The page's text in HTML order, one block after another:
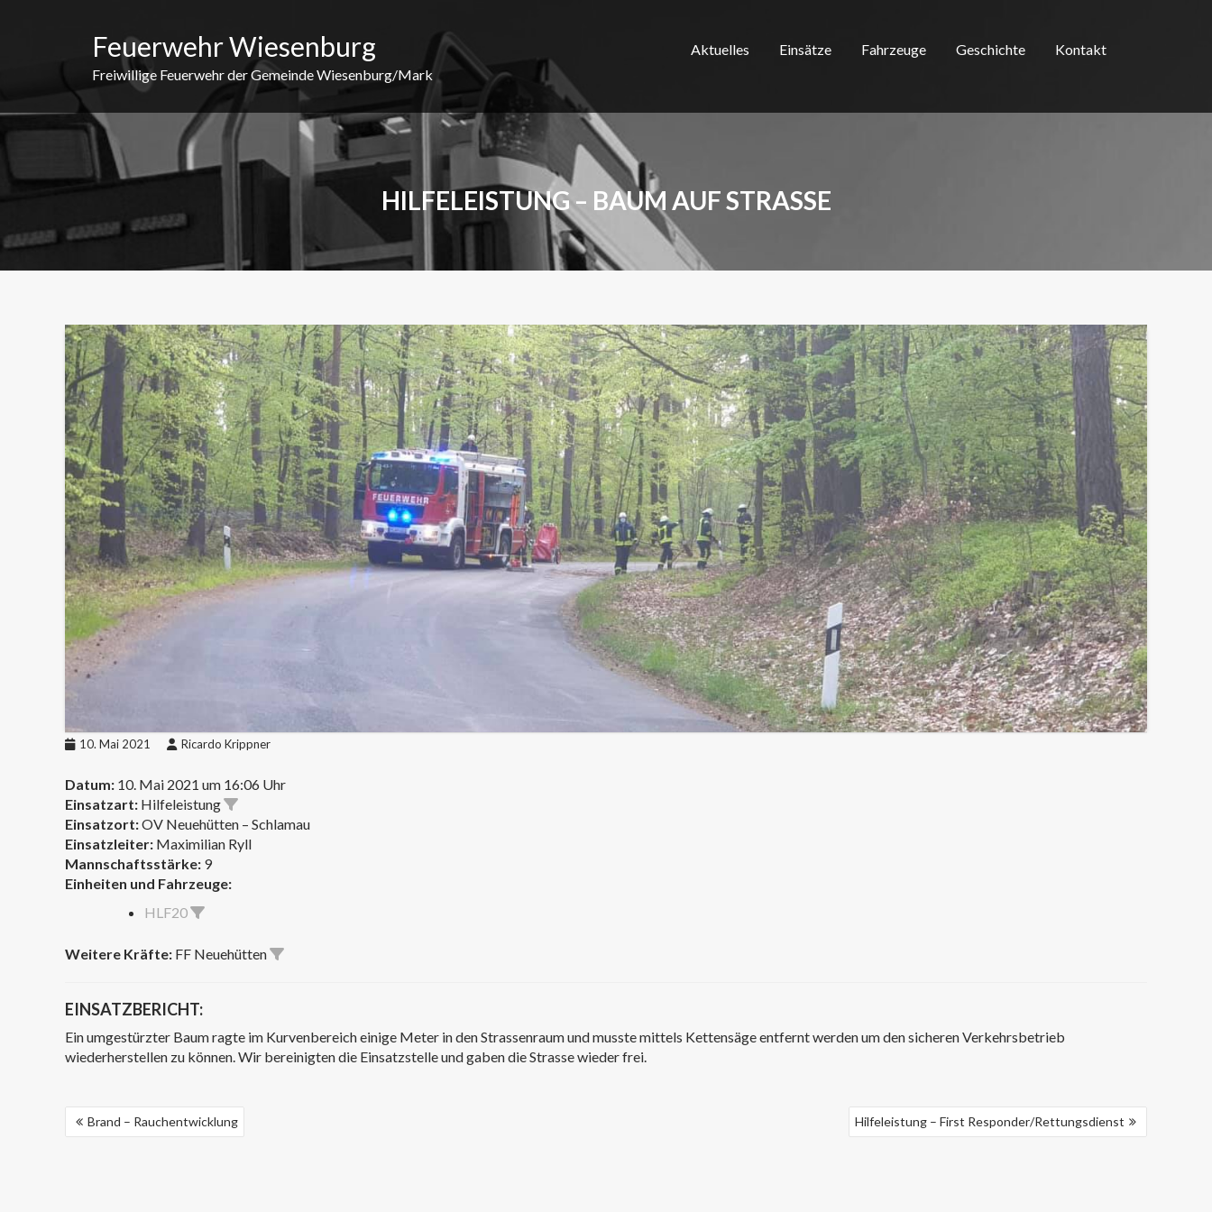
Feuerwehr Wiesenburg
Freiwillige Feuerwehr der Gemeinde Wiesenburg/Mark
Aktuelles Einsätze Fahrzeuge Geschichte Kontakt
HILFELEISTUNG – BAUM AUF STRASSE
10. Mai 2021 Ricardo Krippner
Datum: 10. Mai 2021 um 16:06 Uhr
Einsatzart: Hilfeleistung
Einsatzort:OV Neuehütten – Schlamau
Einsatzleiter: Maximilian Ryll
Mannschaftsstärke: 9
Einheiten und Fahrzeuge:
HLF20
Weitere Kräfte: FF Neuehütten
EINSATZBERICHT:
Ein umgestürzter Baum ragte im Kurvenbereich einige Meter in den Strassenraum und musste mittels Kettensäge entfernt werden um den sicheren Verkehrsbetrieb
wiederherstellen zu können. Wir bereinigten die Einsatzstelle und gaben die Strasse wieder frei.
BEITRAGSNAVIGATION
Brand – Rauchentwicklung Hilfeleistung – First Responder/Rettungsdienst